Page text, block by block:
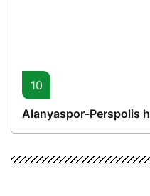
10
Alanyaspor-Perspolis